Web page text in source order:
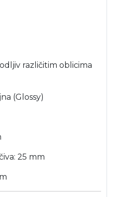
različitim oblicima
(Glossy)
25 mm